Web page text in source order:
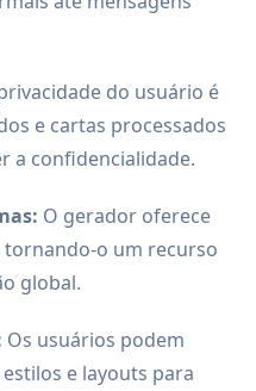
do usuário é
e cartas processados
a confidencialidade.
O gerador oferece
o um recurso
global.
Os usuários podem
e layouts para